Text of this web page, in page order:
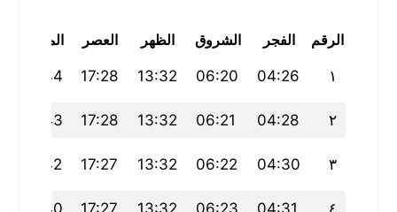
الرقم الفجر الشروق الظهر العصر المغرب
١ 04:26
06:20
13:32
17:28
20:44
٢ 04:28
06:21
13:32
17:28
20:43
٣ 04:30
06:22
13:32
17:27
20:42